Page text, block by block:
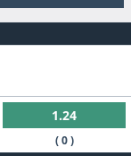
Aussie Rules
1.24
( 0 )